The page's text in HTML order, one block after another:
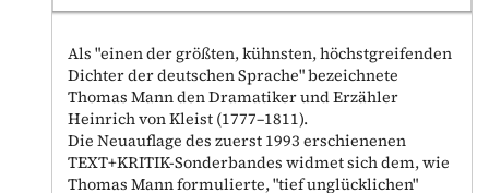
Als "einen der größten, kühnsten, höchstgreifenden
Dichter der deutschen Sprache" bezeichnete
Thomas Mann den Dramatiker und Erzähler
Heinrich von Kleist (1777–1811).
Die Neuauflage des zuerst 1993 erschienenen
TEXT+KRITIK-Sonderbandes widmet sich dem, wie
Thomas Mann formulierte, "tief unglücklichen"